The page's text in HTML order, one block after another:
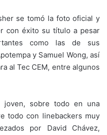
se tomó la foto oficial y
con éxito su título a pesar
como las de sus
y Samuel Wong, así
al Tec CEM, entre algunos
joven, sobre todo en una
todo con linebackers muy
por David Chávez,